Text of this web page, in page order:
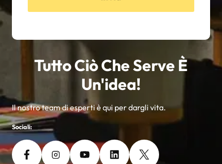
Tutto Ciò Che Serve È
Un'idea!
Il nostro team di esperti è qui per dargli vita.
Sociali: